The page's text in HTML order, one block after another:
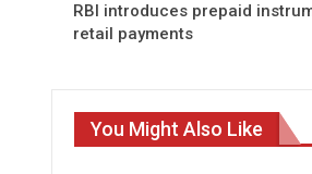
RBI introduces prepaid
retail payments
You Might Also Like